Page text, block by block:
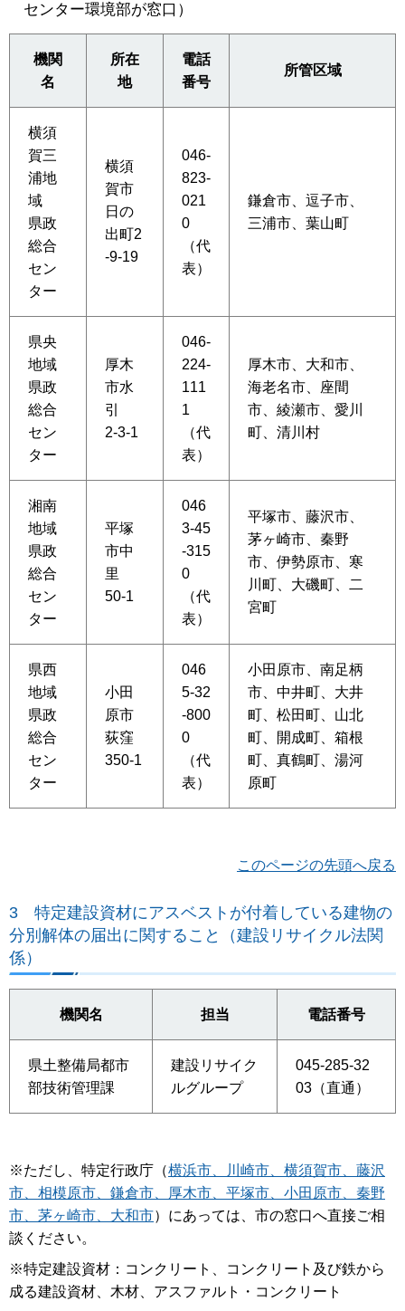
センター環境部が窓口）
機関
名
所在
地
電話
番号
所管区域
横須
賀三
浦地
域
県政
総合
セン
ター
横須
賀市
日の
出町2
-9-19
046-
823-
021
0
（代
表）
鎌倉市、逗子市、
三浦市、葉山町
県央
地域
県政
総合
セン
ター
厚木
市水
引
2-3-1
046-
224-
111
1
（代
表）
厚木市、大和市、
海老名市、座間
市、綾瀬市、愛川
町、清川村
湘南
地域
県政
総合
セン
ター
平塚
市中
里
50-1
046
3-45
-315
0
（代
表）
平塚市、藤沢市、
茅ヶ崎市、秦野
市、伊勢原市、寒
川町、大磯町、二
宮町
県西
地域
県政
総合
セン
ター
小田
原市
荻窪
350-1
046
5-32
-800
0
（代
表）
小田原市、南足柄
市、中井町、大井
町、松田町、山北
町、開成町、箱根
町、真鶴町、湯河
原町
このページの先頭へ戻る
3 特定建設資材にアスベストが付着している建物の
分別解体の届出に関すること（建設リサイクル法関
係）
機関名 担当 電話番号
県土整備局都市
部技術管理課
建設リサイク
ルグループ
045-285-32
03（直通）
※ただし、特定行政庁（横浜市、川崎市、横須賀市、藤沢
市、相模原市、鎌倉市、厚木市、平塚市、小田原市、秦野
市、茅ヶ崎市、大和市）にあっては、市の窓口へ直接ご相
談ください。
※特定建設資材：コンクリート、コンクリート及び鉄から
成る建設資材、木材、アスファルト・コンクリート